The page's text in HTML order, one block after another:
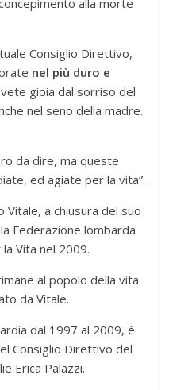
alla morte
Consiglio Direttivo,
nel più duro e
gioia dal sorriso del
nel seno della madre.
da dire, ma queste
ed agiate per la vita”.
Vitale, a chiusura del suo
Federazione lombarda
Vita nel 2009.
al popolo della vita
da Vitale.
dal 1997 al 2009, è
Consiglio Direttivo del
Erica Palazzi.